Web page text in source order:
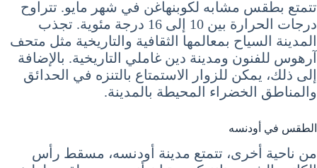
تتمتع بطقس مشابه لكوبنهاغن في شهر مايو. تتراوح
درجات الحرارة بين 10 إلى 16 درجة مئوية. تجذب
المدينة السياح بمعالمها الثقافية والتاريخية مثل متحف
آرهوس للفنون ومدينة دين غاملي التاريخية. بالإضافة
إلى ذلك، يمكن للزوار الاستمتاع بالتنزه في الحدائق
والمناطق الخضراء المحيطة بالمدينة.
الطقس في أودنسه
من ناحية أخرى، تتمتع مدينة أودنسه، مسقط رأس